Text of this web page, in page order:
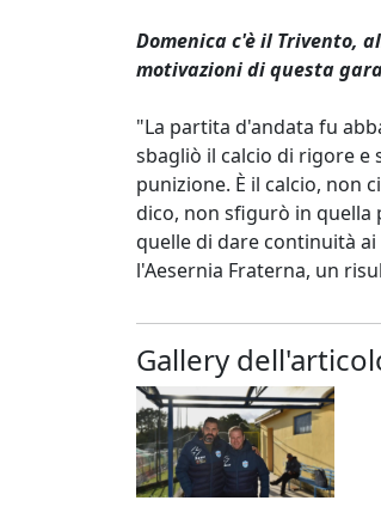
Domenica c'è il Trivento,
motivazioni di questa
"La partita d'andata fu
sbagliò il calcio di rigore e
punizione. È il calcio, non
dico, non sfigurò in quella
quelle di dare continuità
l'Aesernia Fraterna, un
Gallery